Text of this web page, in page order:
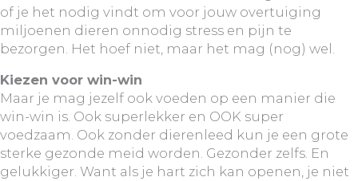
of je het nodig vindt om voor jouw overtuiging
miljoenen dieren onnodig stress en pijn te
bezorgen. Het hoef niet, maar het mag (nog) wel.
Kiezen voor win-win
Maar je mag jezelf ook voeden op een manier die
win-win is. Ook superlekker en OOK super
voedzaam. Ook zonder dierenleed kun je een grote
sterke gezonde meid worden. Gezonder zelfs. En
gelukkiger. Want als je hart zich kan openen, je niet